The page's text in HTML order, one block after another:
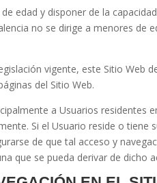
edad y disponer de la
no se dirige a menores de
vigente, este Sitio Web
del Sitio Web.
a Usuarios residentes
Si el Usuario reside o
de que tal acceso y
que se pueda derivar de dicho